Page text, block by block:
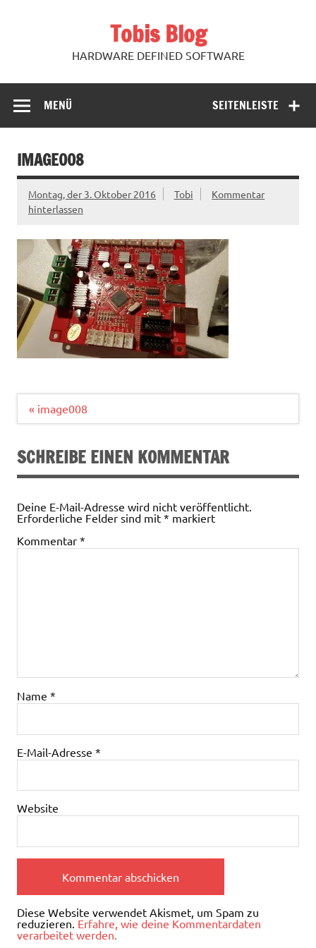
Tobis Blog
HARDWARE DEFINED SOFTWARE
SEITENLEISTE
MENÜ
IMAGE008
Montag, der 3. Oktober 2016 Tobi
Kommentar
hinterlassen
Beitragsnavigation
« image008
SCHREIBE EINEN KOMMENTAR
Deine E-Mail-Adresse wird nicht veröffentlicht.
Erforderliche Felder sind mit * markiert
Kommentar *
Name *
E-Mail-Adresse *
Website
Diese Website verwendet Akismet, um Spam zu
reduzieren. Erfahre, wie deine Kommentardaten
verarbeitet werden.